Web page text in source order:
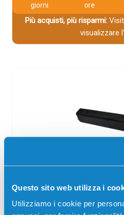
Questo sito web utilizza i
Utilizziamo i cookie per
giorni ore
Più acquisti, più risparmi:
visualizzare
370PC4KL MAGENTA
Compatibile Magenta